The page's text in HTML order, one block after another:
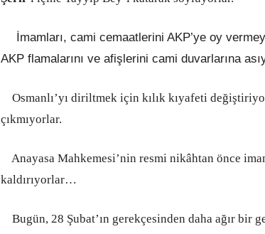
İmamları, cami cemaatlerini AKP’ye oy
AKP flamalarını ve afişlerini cami duvarlarına
Osmanlı’yı diriltmek için kılık kıyafeti
çıkmıyorlar.
Anayasa Mahkemesi’nin resmi nikâhtan önce
kaldırıyorlar…
Bugün, 28 Şubat’ın gerekçesinden daha ağır bir